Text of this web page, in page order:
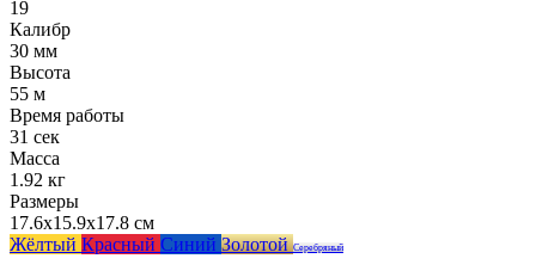
19
Калибр
30 мм
Высота
55 м
Время работы
31 сек
Масса
1.92 кг
Размеры
17.6x15.9x17.8 см
Жёлтый Красный Синий ЗолотойСеребряный